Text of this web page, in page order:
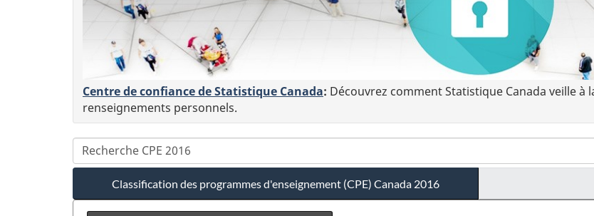
Centre de confiance de Statistique Canada: Découvrez comment Statistique Canada veille
renseignements personnels.
Classification des programmes d'enseignement (CPE) Canada 2016